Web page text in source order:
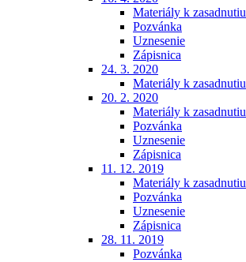
Materiály k zasadnutiu
Pozvánka
Uznesenie
Zápisnica
24. 3. 2020
Materiály k zasadnutiu
20. 2. 2020
Materiály k zasadnutiu
Pozvánka
Uznesenie
Zápisnica
11. 12. 2019
Materiály k zasadnutiu
Pozvánka
Uznesenie
Zápisnica
28. 11. 2019
Pozvánka